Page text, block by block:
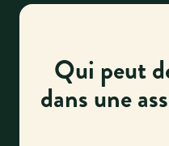
Qui peut
dans une